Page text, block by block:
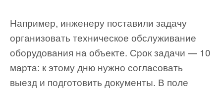
Например, инженеру поставили задачу
организовать техническое обслуживание
оборудования на объекте. Срок задачи — 10
марта: к этому дню нужно согласовать
выезд и подготовить документы. В поле